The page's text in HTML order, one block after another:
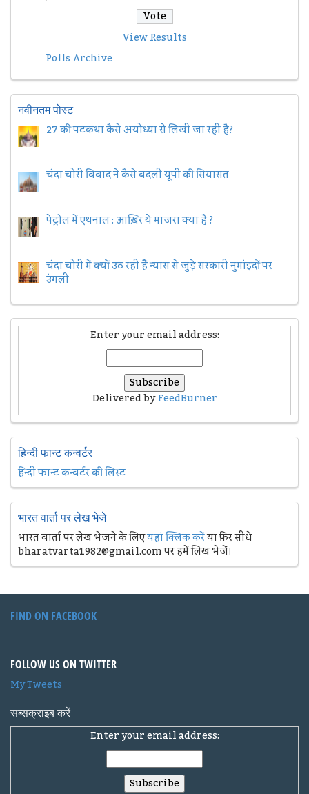
View Results
Polls Archive
नवीनतम पोस्ट
27 की पटकथा कैसे अयोध्या से लिखी जा रही है?
चंदा चोरी विवाद ने कैसे बदली यूपी की सियासत
पेट्रोल में एथनाल : आख़िर ये माजरा क्या है ?
चंदा चोरी में क्यों उठ रही हैैं न्यास से जुड़े सरकारी नुमांइदों पर
उंगली
Enter your email address:
Delivered byFeedBurner
हिन्दी फान्ट कन्वर्टर
हिन्दी फान्ट कन्वर्टर की लिस्ट
भारत वार्ता पर लेख भेजे
भारत वार्ता पर लेख भेजने के लिएयहां क्लिक करेंया फिर सीधे
bharatvarta1982@gmail.com पर हमें लिख भेजें।
FIND ON FACEBOOK
FOLLOW US ON TWITTER
My Tweets
सब्सक्राइब करें
Enter your email address: